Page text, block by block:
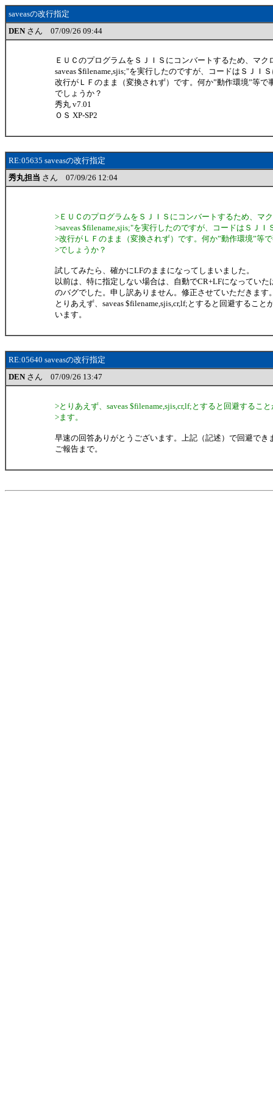
saveasの改行指定
DEN さん 07/09/26 09:44
ＥＵＣのプログラムをＳＪＩＳにコンバートするため、マク
saveas $filename,sjis;"を実行したのですが、コードはＳＪＩ
改行がＬＦのまま（変換されず）です。何か”動作環境”等で
でしょうか？
秀丸 v7.01
ＯＳ XP-SP2
RE:05635 saveasの改行指定
秀丸担当 さん 07/09/26 12:04
>ＥＵＣのプログラムをＳＪＩＳにコンバートするため、マ
>saveas $filename,sjis;"を実行したのですが、コードはＳＪＩ
>改行がＬＦのまま（変換されず）です。何か”動作環境”等
>でしょうか？
試してみたら、確かにLFのままになってしまいました。
以前は、特に指定しない場合は、自動でCR+LFになっていた
のバグでした。申し訳ありません。修正させていただきます
とりあえず、saveas $filename,sjis,cr,lf;とすると回避すること
います。
RE:05640 saveasの改行指定
DEN さん 07/09/26 13:47
>とりあえず、saveas $filename,sjis,cr,lf;とすると回避するこ
>ます。
早速の回答ありがとうございます。上記（記述）で回避でき
ご報告まで。